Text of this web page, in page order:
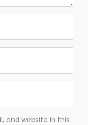
and website in this